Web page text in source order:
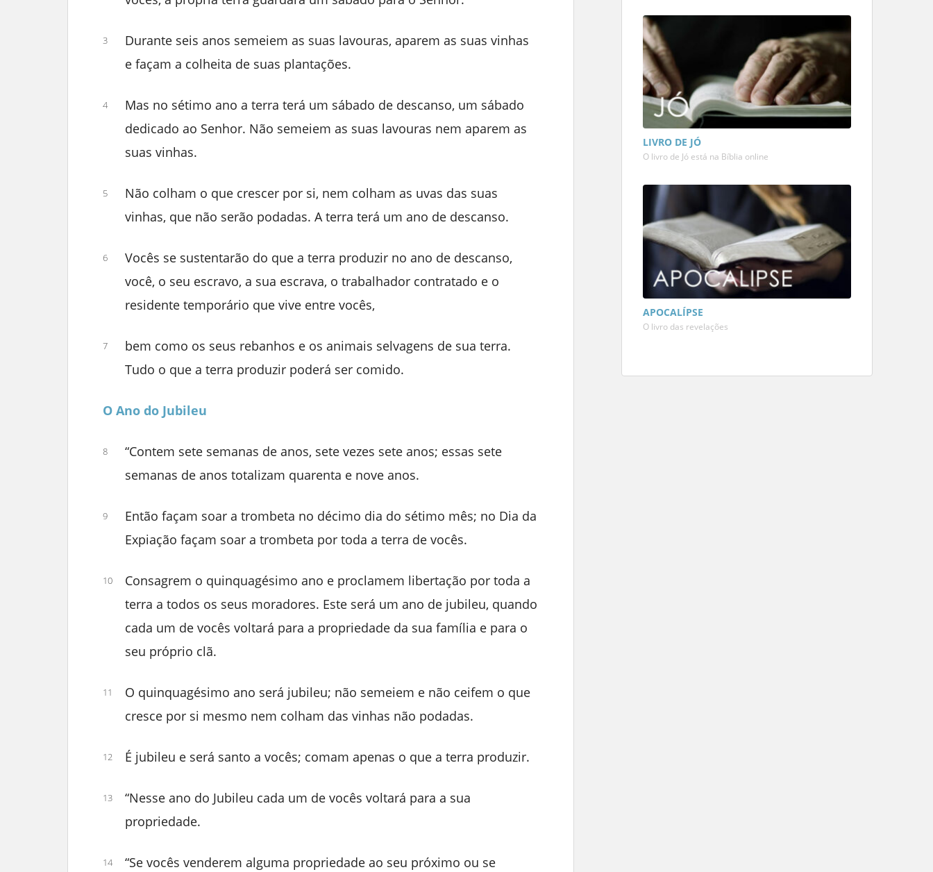
3
Durante seis anos semeiem as suas lavouras, aparem as suas vinhas
e façam a colheita de suas plantações.
4
Mas no sétimo ano a terra terá um sábado de descanso, um sábado
dedicado ao Senhor. Não semeiem as suas lavouras nem aparem as
suas vinhas.
5
Não colham o que crescer por si, nem colham as uvas das suas
vinhas, que não serão podadas. A terra terá um ano de descanso.
6
Vocês se sustentarão do que a terra produzir no ano de descanso,
você, o seu escravo, a sua escrava, o trabalhador contratado e o
residente temporário que vive entre vocês,
7
bem como os seus rebanhos e os animais selvagens de sua terra.
Tudo o que a terra produzir poderá ser comido.
O Ano do Jubileu
8
“Contem sete semanas de anos, sete vezes sete anos; essas sete
semanas de anos totalizam quarenta e nove anos.
9
Então façam soar a trombeta no décimo dia do sétimo mês; no Dia da
Expiação façam soar a trombeta por toda a terra de vocês.
10
Consagrem o quinquagésimo ano e proclamem libertação por toda a
terra a todos os seus moradores. Este será um ano de jubileu, quando
cada um de vocês voltará para a propriedade da sua família e para o
seu próprio clã.
11
O quinquagésimo ano será jubileu; não semeiem e não ceifem o que
cresce por si mesmo nem colham das vinhas não podadas.
12 É jubileu e será santo a vocês; comam apenas o que a terra produzir.
13
“Nesse ano do Jubileu cada um de vocês voltará para a sua
propriedade.
14
“Se vocês venderem alguma propriedade ao seu próximo ou se
LIVRO DE JÓ
O livro de Jó está na Bíblia online
APOCALÍPSE
O livro das revelações